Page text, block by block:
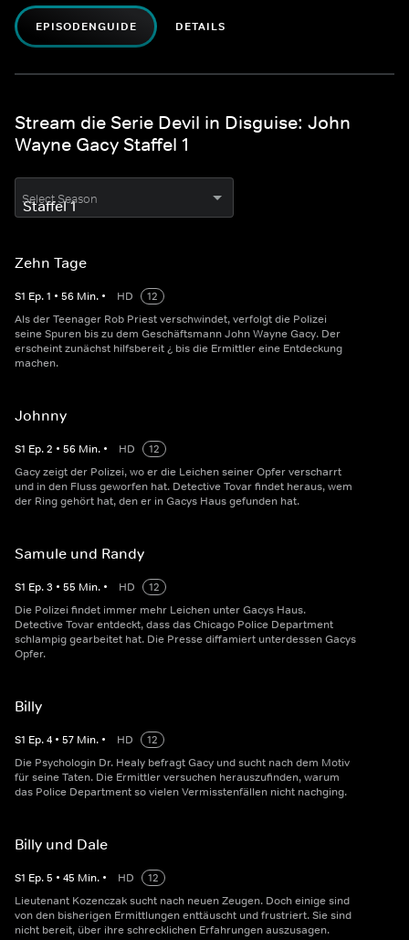
EPISODENGUIDE DETAILS
Stream die Serie Devil in Disguise: John
Wayne Gacy Staffel 1
Select Season
Zehn Tage
S1 Ep.1 • 56 Min. • HD
12
Als der Teenager Rob Priest verschwindet, verfolgt die Polizei
seine Spuren bis zu dem Geschäftsmann John Wayne Gacy. Der
erscheint zunächst hilfsbereit ¿ bis die Ermittler eine Entdeckung
machen.
Johnny
S1 Ep.2 • 56 Min. • HD
12
Gacy zeigt der Polizei, wo er die Leichen seiner Opfer verscharrt
und in den Fluss geworfen hat. Detective Tovar findet heraus, wem
der Ring gehört hat, den er in Gacys Haus gefunden hat.
Samule und Randy
S1 Ep.3 • 55 Min. • HD
12
Die Polizei findet immer mehr Leichen unter Gacys Haus.
Detective Tovar entdeckt, dass das Chicago Police Department
schlampig gearbeitet hat. Die Presse diffamiert unterdessen Gacys
Opfer.
Billy
S1 Ep.4 • 57 Min. • HD
12
Die Psychologin Dr. Healy befragt Gacy und sucht nach dem Motiv
für seine Taten. Die Ermittler versuchen herauszufinden, warum
das Police Department so vielen Vermisstenfällen nicht nachging.
Billy und Dale
S1 Ep.5 • 45 Min. • HD
12
Lieutenant Kozenczak sucht nach neuen Zeugen. Doch einige sind
von den bisherigen Ermittlungen enttäuscht und frustriert. Sie sind
nicht bereit, über ihre schrecklichen Erfahrungen auszusagen.